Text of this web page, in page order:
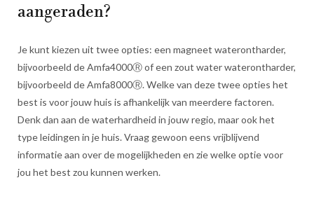
aangeraden?
Je kunt kiezen uit twee opties: een magneet waterontharder,
bijvoorbeeld de Amfa4000Ⓡ of een zout water waterontharder,
bijvoorbeeld de Amfa8000Ⓡ. Welke van deze twee opties het
best is voor jouw huis is afhankelijk van meerdere factoren.
Denk dan aan de waterhardheid in jouw regio, maar ook het
type leidingen in je huis. Vraag gewoon eens vrijblijvend
informatie aan over de mogelijkheden en zie welke optie voor
jou het best zou kunnen werken.